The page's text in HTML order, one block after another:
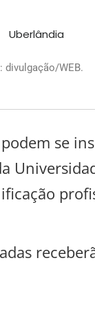
divulgação/WEB.
se